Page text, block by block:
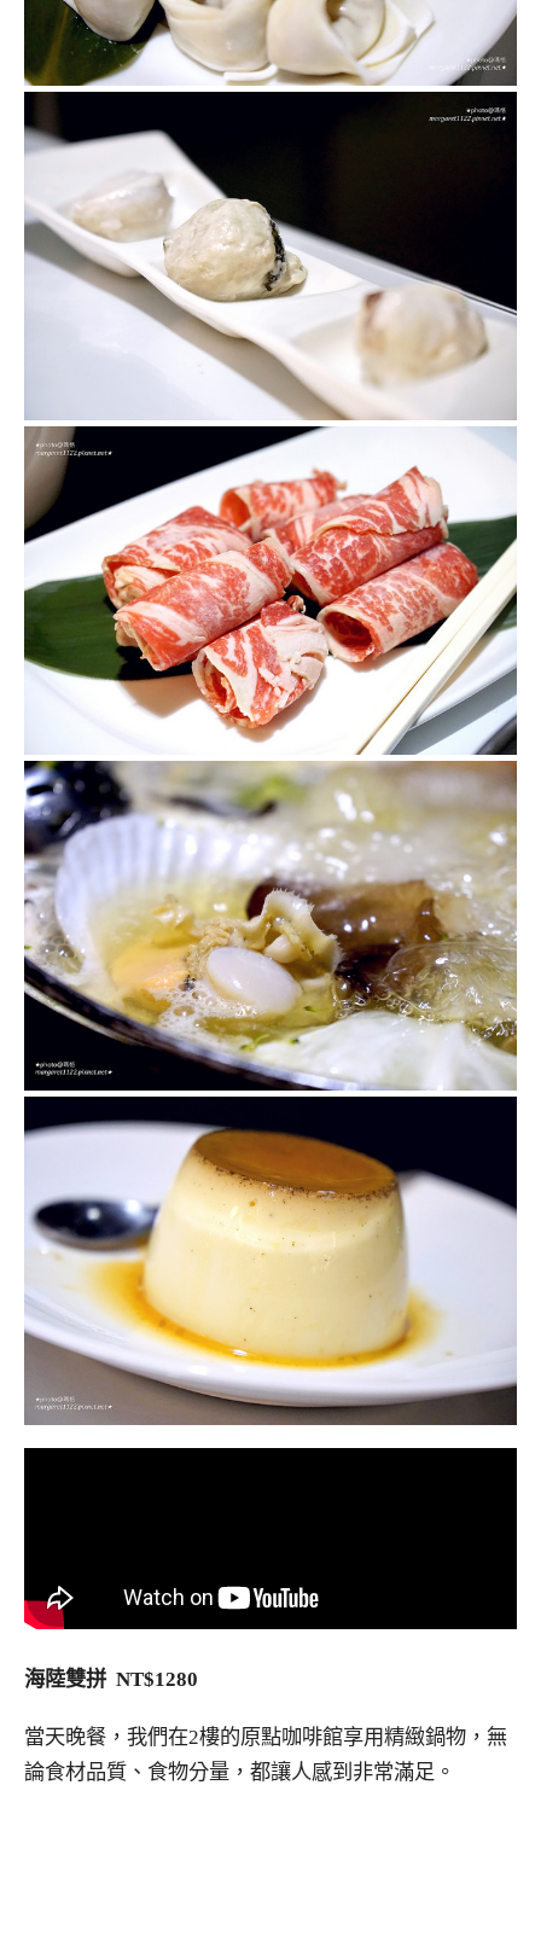
海陸雙拼 NT$1280
當天晚餐，我們在2樓的原點咖啡館享用精緻鍋物，無
論食材品質、食物分量，都讓人感到非常滿足。